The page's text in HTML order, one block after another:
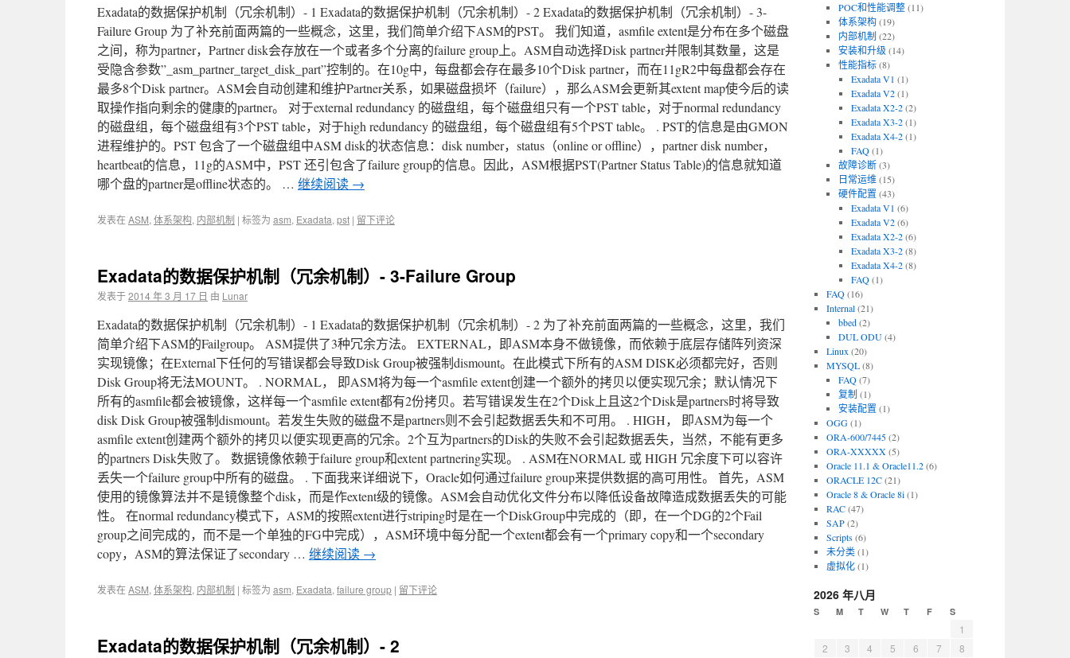
Exadata的数据保护机制（冗余机制）- 1 Exadata的数据保护机制（冗余机制）- 2 Exadata的数据保护机制（冗余机制）- 3-
Failure Group 为了补充前面两篇的一些概念，这里，我们简单介绍下ASM的PST。 我们知道，asmfile extent是分布在多个磁盘
之间，称为partner，Partner disk会存放在一个或者多个分离的failure group上。ASM自动选择Disk partner并限制其数量，这是
受隐含参数”_asm_partner_target_disk_part”控制的。在10g中，每盘都会存在最多10个Disk partner，而在11gR2中每盘都会存在
最多8个Disk partner。ASM会自动创建和维护Partner关系，如果磁盘损坏（failure），那么ASM会更新其extent map使今后的读
取操作指向剩余的健康的partner。 对于external redundancy 的磁盘组，每个磁盘组只有一个PST table，对于normal redundancy
的磁盘组，每个磁盘组有3个PST table，对于high redundancy 的磁盘组，每个磁盘组有5个PST table。 . PST的信息是由GMON
进程维护的。PST 包含了一个磁盘组中ASM disk的状态信息：disk number，status（online or offline），partner disk number，
heartbeat的信息，11g的ASM中，PST 还引包含了failure group的信息。因此，ASM根据PST(Partner Status Table)的信息就知道
哪个盘的partner是offline状态的。 … 继续阅读 →
发表在ASM, 体系架构, 内部机制 | 标签为 asm, Exadata, pst | 留下评论
Exadata的数据保护机制（冗余机制）- 3-Failure Group
发表于2014 年 3 月 17 日 由 Lunar
Exadata的数据保护机制（冗余机制）- 1 Exadata的数据保护机制（冗余机制）- 2 为了补充前面两篇的一些概念，这里，我们
简单介绍下ASM的Failgroup。 ASM提供了3种冗余方法。 EXTERNAL，即ASM本身不做镜像，而依赖于底层存储阵列资深
实现镜像；在External下任何的写错误都会导致Disk Group被强制dismount。在此模式下所有的ASM DISK必须都完好，否则
Disk Group将无法MOUNT。 . NORMAL， 即ASM将为每一个asmfile extent创建一个额外的拷贝以便实现冗余；默认情况下
所有的asmfile都会被镜像，这样每一个asmfile extent都有2份拷贝。若写错误发生在2个Disk上且这2个Disk是partners时将导致
disk Disk Group被强制dismount。若发生失败的磁盘不是partners则不会引起数据丢失和不可用。 . HIGH， 即ASM为每一个
asmfile extent创建两个额外的拷贝以便实现更高的冗余。2个互为partners的Disk的失败不会引起数据丢失，当然，不能有更多
的partners Disk失败了。 数据镜像依赖于failure group和extent partnering实现。 . ASM在NORMAL 或 HIGH 冗余度下可以容许
丢失一个failure group中所有的磁盘。 . 下面我来详细说下，Oracle如何通过failure group来提供数据的高可用性。 首先，ASM
使用的镜像算法并不是镜像整个disk，而是作extent级的镜像。ASM会自动优化文件分布以降低设备故障造成数据丢失的可能
性。 在normal redundancy模式下，ASM的按照extent进行striping时是在一个DiskGroup中完成的（即，在一个DG的2个Fail
group之间完成的，而不是一个单独的FG中完成），ASM环境中每分配一个extent都会有一个primary copy和一个secondary
copy，ASM的算法保证了secondary … 继续阅读 →
发表在ASM, 体系架构, 内部机制 | 标签为 asm, Exadata, failure group | 留下评论
Exadata的数据保护机制（冗余机制）- 2
POC和性能调整(11)
体系架构(19)
内部机制 (22)
安装和升级 (14)
性能指标(8)
Exadata V1 (1)
Exadata V2(1)
Exadata X2-2(2)
Exadata X3-2(1)
Exadata X4-2(1)
FAQ(1)
故障诊断(3)
日常运维(15)
硬件配置 (43)
Exadata V1 (6)
Exadata V2(6)
Exadata X2-2(6)
Exadata X3-2(8)
Exadata X4-2(8)
FAQ(1)
FAQ(16)
Internal(21)
bbed(2)
DUL ODU(4)
Linux (20)
MYSQL(8)
FAQ(7)
复制 (1)
安装配置 (1)
OGG(1)
ORA-600/7445(2)
ORA-XXXXX(5)
Oracle 11.1 & Oracle11.2(6)
ORACLE 12C(21)
Oracle 8 & Oracle 8i(1)
RAC(47)
SAP(2)
Scripts(6)
未分类(1)
虚拟化(1)
2026 年八月
S M T W T F S
1
2
3 4 5 6 7
8